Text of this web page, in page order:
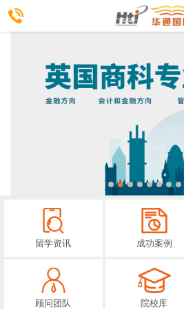
留学资讯 成功案例
顾问团队 院校库